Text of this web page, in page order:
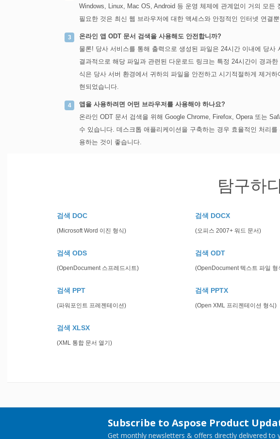
Windows, Linux, Mac OS, Android 등 운영 체제에 관계없이 거의 모든
필요한 것은 최신 웹 브라우저에 대한 액세스와 안정적인 인터넷 연결
온라인 앱 ODT 문서 검색을 사용해도 안전합니까?
물론! 당사 서비스를 통해 출력으로 생성된 파일은 24시간 이내에 당사
결과적으로 해당 파일과 관련된 다운로드 링크는 특정 24시간이 경과
식은 당사 서버 환경에서 귀하의 파일을 안전하고 시기적절하게 제거
현되었습니다.
앱을 사용하려면 어떤 브라우저를 사용해야 하나요?
온라인 ODT 문서 검색을 위해 Google Chrome, Firefox, Opera 또는
수 있습니다. 데스크톱 애플리케이션을 구축하는 경우 효율적인 처리
용하는 것이 좋습니다.
탐구하
검색 DOC
(Microsoft Word 이진 형식)
검색 DOCX
(오피스 2007+ 워드 문서)
검색 ODS
(OpenDocument 스프레드시트)
검색 ODT
(OpenDocument 텍스트 파일 형
검색 PPT
(파워포인트 프레젠테이션)
검색 PPTX
(Open XML 프리젠테이션 형식)
검색 XLSX
(XML 통합 문서 열기)
Subscribe to Aspose Product
Get monthly newsletters & offers directly delivered to